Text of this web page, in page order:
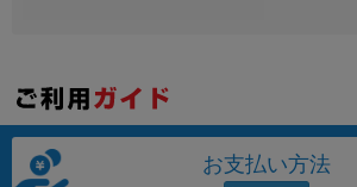
お支払い方法